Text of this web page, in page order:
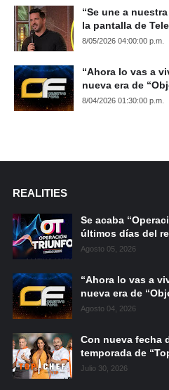
“Se une a
la pantalla de
8/05/2026 04:00:00 p.m.
“Ahora lo vas a
nueva era de
8/04/2026 01:30:00 p.m.
REALITIES
Se acaba
últimos días del
Agosto 05, 2026
“Ahora lo vas a
nueva era de
Agosto 04, 2026
Con nueva fecha
temporada de
Julio 30, 2026